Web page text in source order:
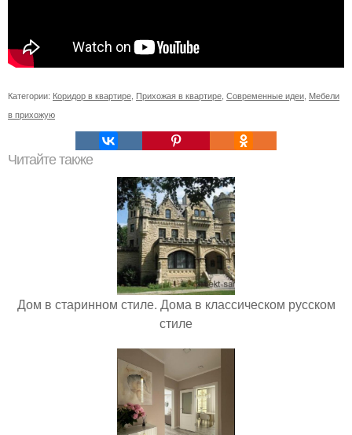
Категории: Коридор в квартире Прихожая в квартире Современные идеи Мебели
в прихожую
Читайте также
Дом в старинном стиле. Дома в классическом русском
стиле